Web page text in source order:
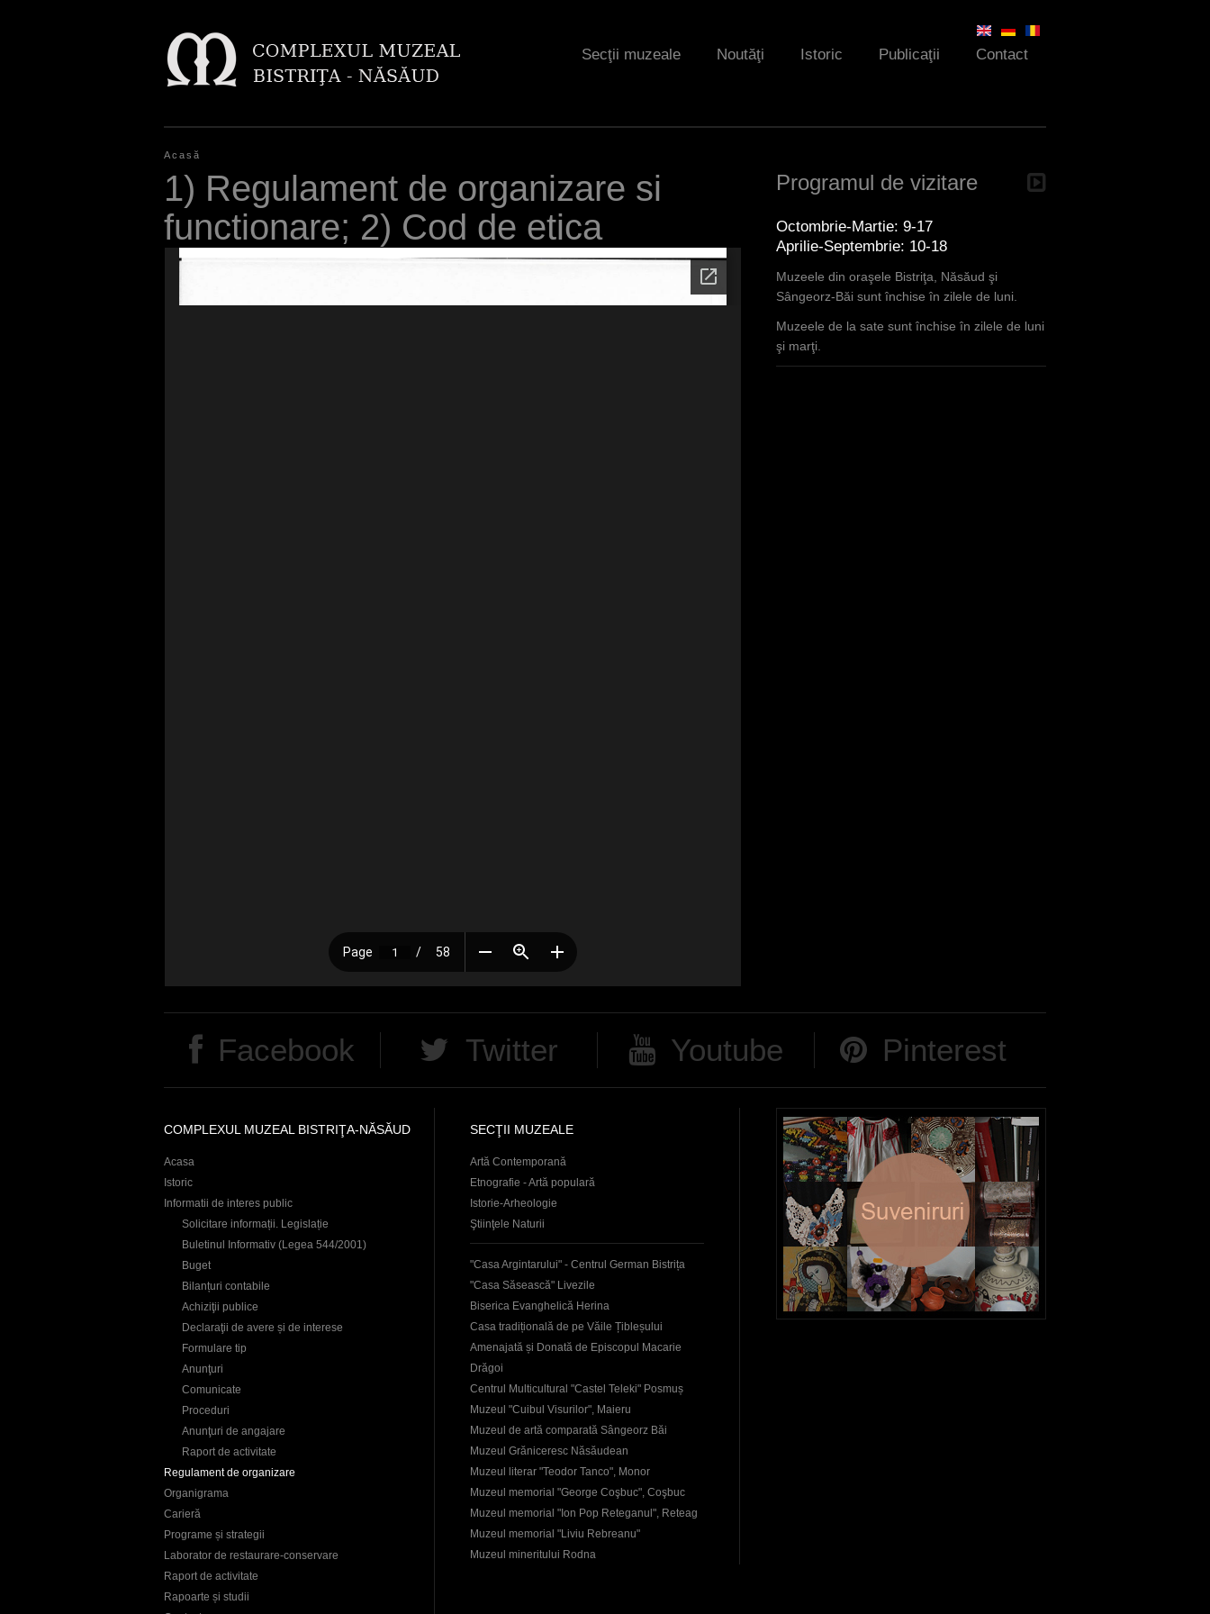
Secţii muzeale Noutăţi Istoric Publicaţii Contact
E
ş
t
i
Acasă
1) Regulament de organizare si
functionare; 2) Cod de etica
Programul de vizitare
Octombrie-Martie: 9-17
Aprilie-Septembrie: 10-18
Muzeele din oraşele Bistriţa, Năsăud şi
Sângeorz-Băi sunt închise în zilele de luni.
Muzeele de la sate sunt închise în zilele de luni
şi marţi.
Facebook Twitter Youtube Pinterest
COMPLEXUL MUZEAL BISTRIŢA-NĂSĂUD
Acasa
Istoric
Informatii de interes public
Solicitare informații. Legislație
Buletinul Informativ (Legea 544/2001)
Buget
Bilanțuri contabile
Achiziţii publice
Declaraţii de avere și de interese
Formulare tip
Anunţuri
Comunicate
Proceduri
Anunţuri de angajare
Raport de activitate
Regulament de organizare
Organigrama
Carieră
Programe și strategii
Laborator de restaurare-conservare
Raport de activitate
Rapoarte și studii
SECŢII MUZEALE
Artă Contemporană
Etnografie - Artă populară
Istorie-Arheologie
Ştiinţele Naturii
"Casa Argintarului" - Centrul German Bistrița
"Casa Săsească" Livezile
Biserica Evanghelică Herina
Casa tradițională de pe Văile Țibleșului
Amenajată și Donată de Episcopul Macarie
Drăgoi
Centrul Multicultural "Castel Teleki" Posmuș
Muzeul "Cuibul Visurilor", Maieru
Muzeul de artă comparată Sângeorz Băi
Muzeul Grăniceresc Năsăudean
Muzeul literar "Teodor Tanco", Monor
Muzeul memorial "George Coşbuc", Coşbuc
Muzeul memorial "Ion Pop Reteganul", Reteag
Muzeul memorial "Liviu Rebreanu"
Muzeul mineritului Rodna